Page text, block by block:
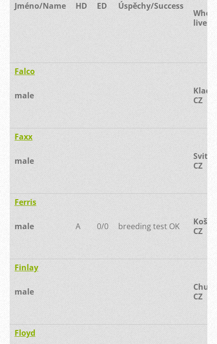
Jméno/Name HD ED Úspěchy/Success
lives
Falco
male
CZ
Faxx
male
CZ
Ferris
male A 0/0 breeding test OK
CZ
Finlay
male
CZ
Floyd